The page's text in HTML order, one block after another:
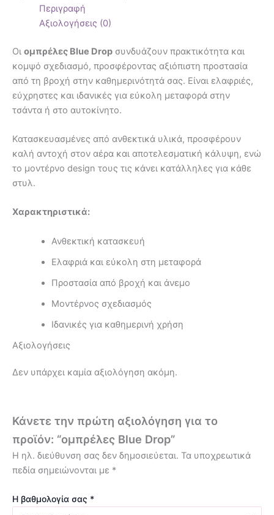
Περιγραφή
Αξιολογήσεις (0)
Οι ομπρέλες Blue Drop συνδυάζουν πρακτικότητα και
κομψό σχεδιασμό, προσφέροντας αξιόπιστη προστασία
από τη βροχή στην καθημερινότητά σας. Είναι ελαφριές,
εύχρηστες και ιδανικές για εύκολη μεταφορά στην
τσάντα ή στο αυτοκίνητο.
Κατασκευασμένες από ανθεκτικά υλικά, προσφέρουν
καλή αντοχή στον αέρα και αποτελεσματική κάλυψη, ενώ
το μοντέρνο design τους τις κάνει κατάλληλες για κάθε
στυλ.
Χαρακτηριστικά:
Ανθεκτική κατασκευή
Ελαφριά και εύκολη στη μεταφορά
Προστασία από βροχή και άνεμο
Μοντέρνος σχεδιασμός
Ιδανικές για καθημερινή χρήση
Αξιολογήσεις
Δεν υπάρχει καμία αξιολόγηση ακόμη.
Κάνετε την πρώτη αξιολόγηση για το
προϊόν: “ομπρέλες Blue Drop”
Η ηλ. διεύθυνση σας δεν δημοσιεύεται. Τα υποχρεωτικά
πεδία σημειώνονται με *
Η βαθμολογία σας *